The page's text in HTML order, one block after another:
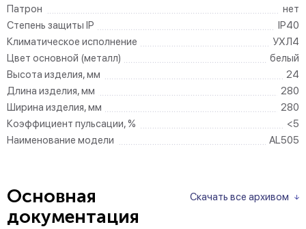
Патрон
нет
Степень защиты IP
IP40
Климатическое исполнение
УХЛ4
Цвет основной (металл)
белый
Высота изделия, мм
24
Длина изделия, мм
280
Ширина изделия, мм
280
Коэффициент пульсации, %
<5
Наименование модели
AL505
Скачать все архивом
Основная
документация